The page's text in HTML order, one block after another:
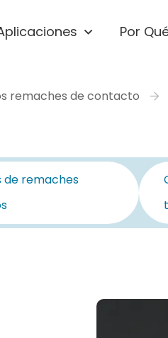
Por
remaches de contacto
remaches